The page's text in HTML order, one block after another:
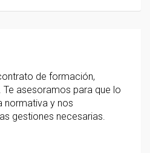
de formación,
asesoramos para que lo
normativa y nos
gestiones necesarias.